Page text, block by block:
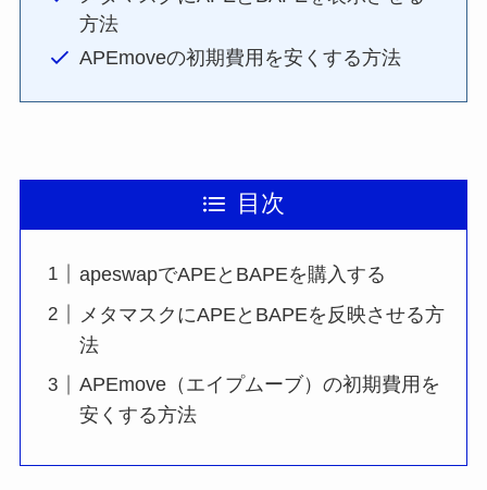
方法
APEmoveの初期費用を安くする方法
目次
apeswapでAPEとBAPEを購入する
メタマスクにAPEとBAPEを反映させる方
法
APEmove（エイプムーブ）の初期費用を
安くする方法